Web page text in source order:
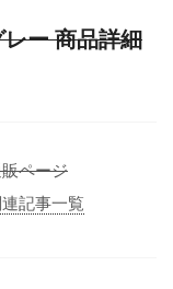
ー 商品詳細
ページ
記事一覧